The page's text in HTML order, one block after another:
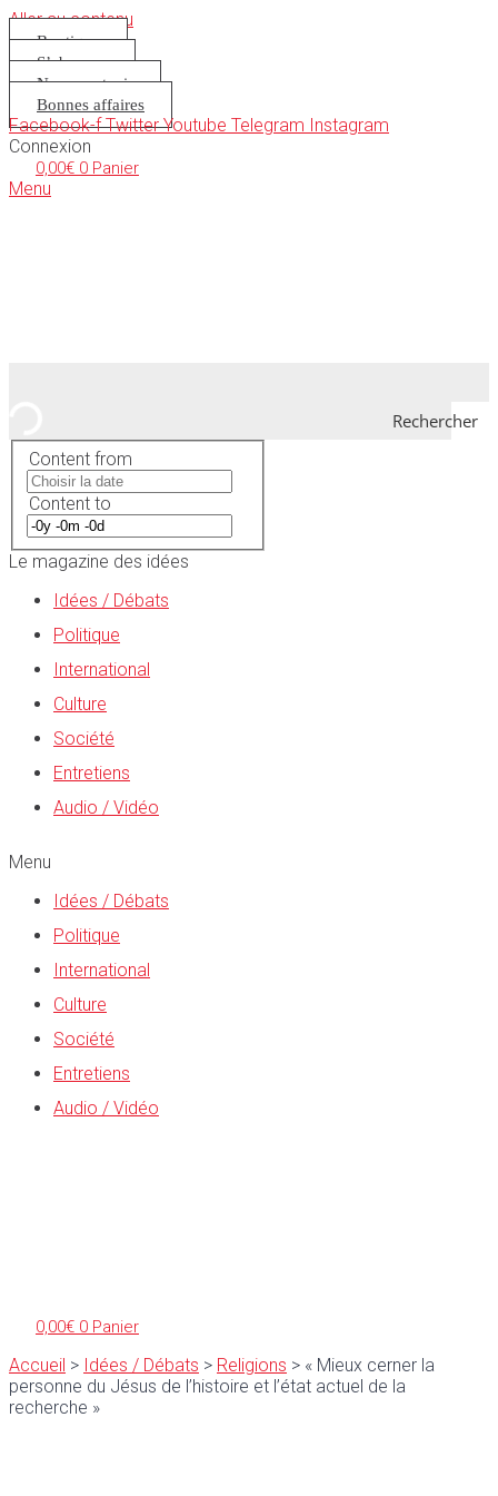
Aller au contenu
Boutique
S’abonner
Nous soutenir
Bonnes affaires
Facebook-f Twitter Youtube Telegram Instagram
Connexion
0,00€ 0 Panier
Menu
Rechercher
Content from
Content to
Le magazine des idées
Idées / Débats
Politique
International
Culture
Société
Entretiens
Audio / Vidéo
Menu
Idées / Débats
Politique
International
Culture
Société
Entretiens
Audio / Vidéo
0,00€ 0 Panier
Accueil > Idées / Débats > Religions > « Mieux cerner la
personne du Jésus de l’histoire et l’état actuel de la
recherche »